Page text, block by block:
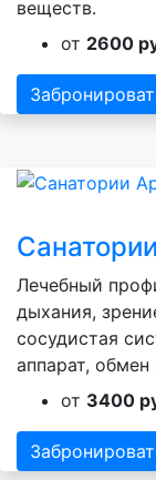
веществ.
от 2600
Лечебный
дыхания,
сосудистая
аппарат,
от 3400